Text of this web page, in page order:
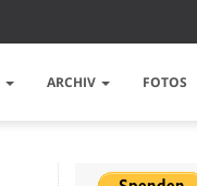
ARCHIV FOTOS